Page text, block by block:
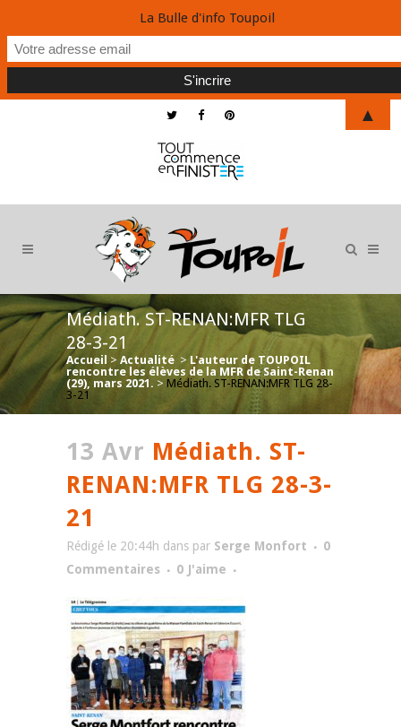
Médiath. ST-RENAN:MFR TLG
28-3-21
Accueil > Actualité > L'auteur de TOUPOIL
rencontre les élèves de la MFR de Saint-Renan
(29), mars 2021. > Médiath. ST-RENAN:MFR TLG 28-
3-21
13 Avr Médiath. ST-
RENAN:MFR TLG 28-3-
21
Rédigé le 20:44h dans par Serge Monfort
0
Commentaires
0 J'aime
La Bulle d'info Toupoil
▲